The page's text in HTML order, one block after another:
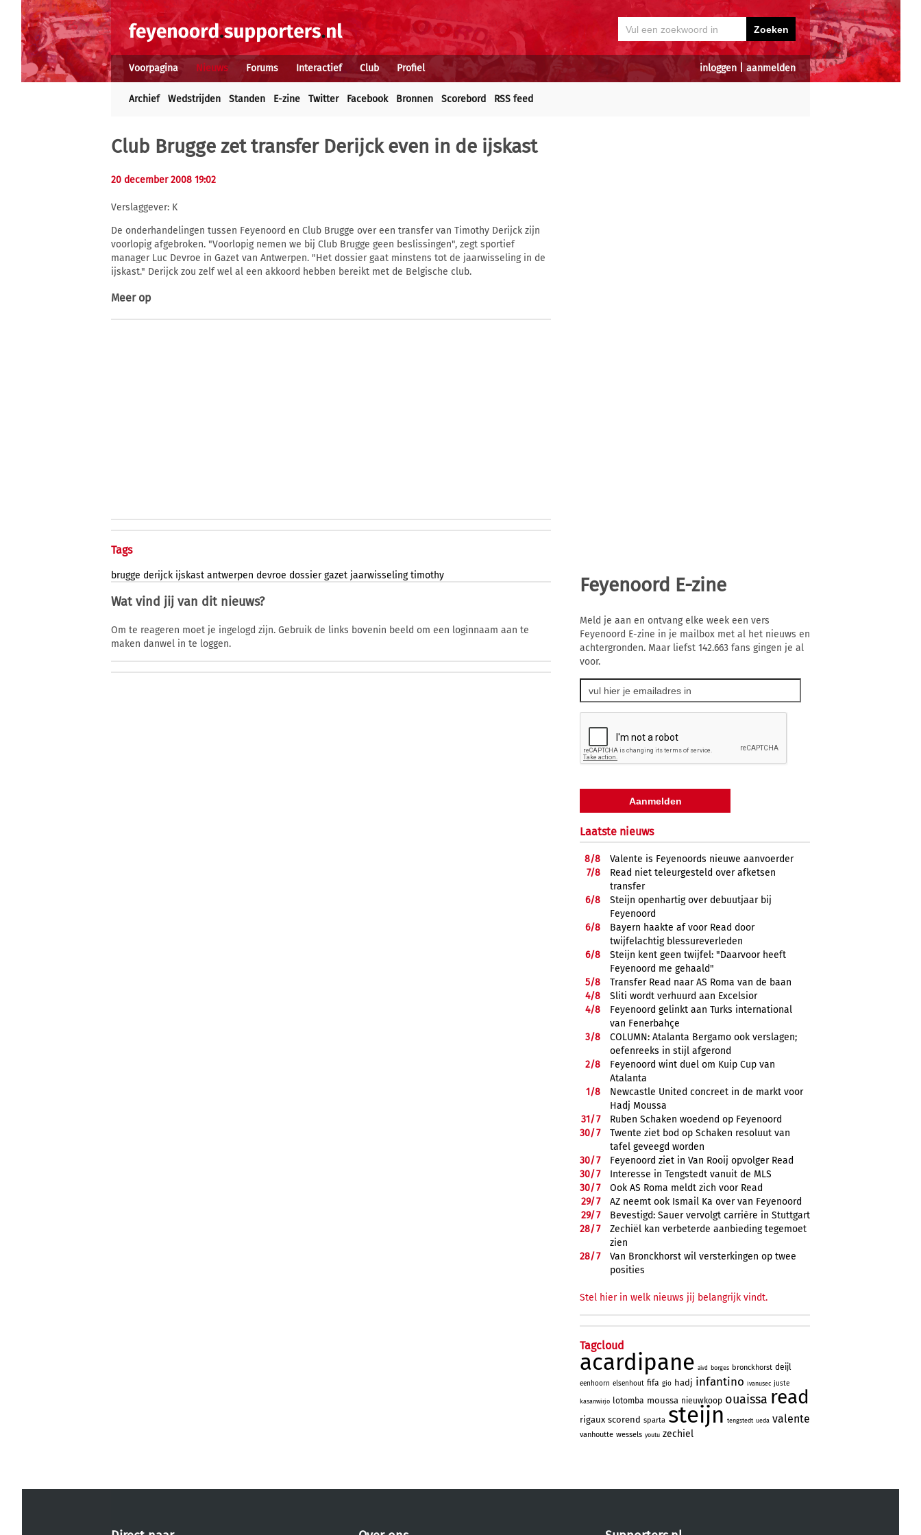
inloggen aanmelden
Voorpagina Nieuws Forums Interactief Club Profiel
Archief Wedstrijden Standen E-zine Twitter Facebook Bronnen Scorebord RSS feed
Club Brugge zet transfer Derijck even in de ijskast
20 december 2008 19:02
Verslaggever: K
De onderhandelingen tussen Feyenoord en Club Brugge over een transfer van Timothy Derijck zijn
voorlopig afgebroken. "Voorlopig nemen we bij Club Brugge geen beslissingen", zegt sportief
manager Luc Devroe in Gazet van Antwerpen. "Het dossier gaat minstens tot de jaarwisseling in de
ijskast." Derijck zou zelf wel al een akkoord hebben bereikt met de Belgische club.
Meer op
Tags
brugge derijck ijskast antwerpen devroe dossier gazet jaarwisseling timothy
Wat vind jij van dit nieuws?
Om te reageren moet je ingelogd zijn. Gebruik de links bovenin beeld om een loginnaam aan te
maken danwel in te loggen.
Feyenoord E-zine
Meld je aan en ontvang elke week een vers
Feyenoord E-zine in je mailbox met al het nieuws en
achtergronden. Maar liefst 142.663 fans gingen je al
voor.
Laatste nieuws
8/8
Valente is Feyenoords nieuwe aanvoerder
7/8
Read niet teleurgesteld over afketsen
transfer
6/8
Steijn openhartig over debuutjaar bij
Feyenoord
6/8
Bayern haakte af voor Read door
twijfelachtig blessureverleden
6/8
Steijn kent geen twijfel: "Daarvoor heeft
Feyenoord me gehaald"
5/8
Transfer Read naar AS Roma van de baan
4/8
Sliti wordt verhuurd aan Excelsior
4/8
Feyenoord gelinkt aan Turks international
van Fenerbahçe
3/8
COLUMN: Atalanta Bergamo ook verslagen;
oefenreeks in stijl afgerond
2/8
Feyenoord wint duel om Kuip Cup van
Atalanta
1/8
Newcastle United concreet in de markt voor
Hadj Moussa
31/7
Ruben Schaken woedend op Feyenoord
30/7
Twente ziet bod op Schaken resoluut van
tafel geveegd worden
30/7
Feyenoord ziet in Van Rooij opvolger Read
30/7
Interesse in Tengstedt vanuit de MLS
30/7
Ook AS Roma meldt zich voor Read
29/7
AZ neemt ook Ismail Ka over van Feyenoord
29/7
Bevestigd: Sauer vervolgt carrière in Stuttgart
28/7
Zechiël kan verbeterde aanbieding tegemoet
zien
28/7
Van Bronckhorst wil versterkingen op twee
posities
Stel hier in welk nieuws jij belangrijk vindt.
Tagcloud
acardipane aivd borges bronckhorst deijl
eenhoorn elsenhout fifa gio hadj infantino ivanusec juste
kasanwirjo lotomba moussa nieuwkoop ouaissa read
rigaux scorend sparta steijn tengstedt ueda valente
vanhoutte wessels youtu zechiel